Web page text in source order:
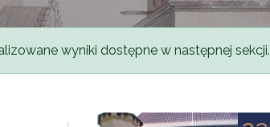
wyniki dostępne w następnej sekcji.